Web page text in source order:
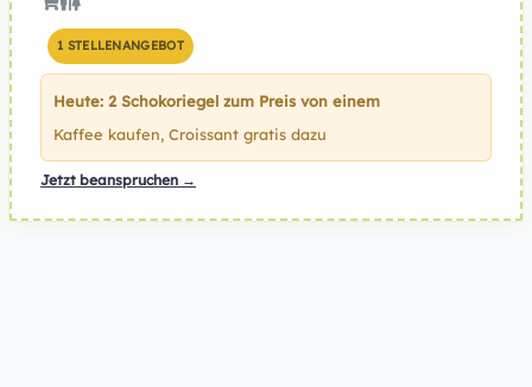
1 STELLENANGEBOT
Heute: 2 Schokoriegel zum Preis von einem
Kaffee kaufen, Croissant gratis dazu
Jetzt beanspruchen →